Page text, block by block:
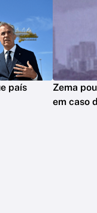
país
Zema
em caso